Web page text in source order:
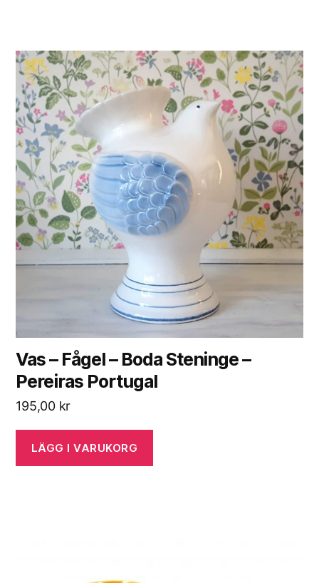
Vas – Fågel – Boda Steninge –
Pereiras Portugal
195,00 kr
LÄGG I VARUKORG